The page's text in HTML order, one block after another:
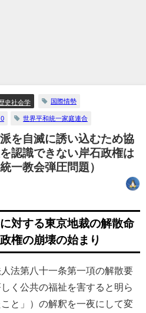
史社会学
国際情勢
世界平和統一家庭連合
を自滅に誘い込むため協
認識できない岸石政権は
一教会弾圧問題）
対する東京地裁の解散命
権の崩壊の始まり
法第八十一条第一項の解散要
く公共の福祉を害すると明ら
と 」）の解釈を一夜にして変